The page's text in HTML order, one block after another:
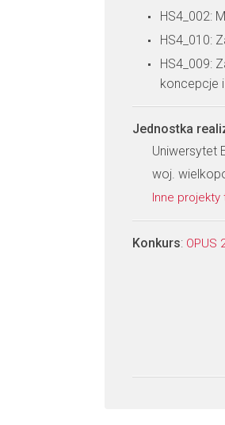
HS4_002:
HS4_010:
HS4_009:
koncepcje
Jednostka
Uniwersytet
woj.
Inne
Konkurs: OPUS